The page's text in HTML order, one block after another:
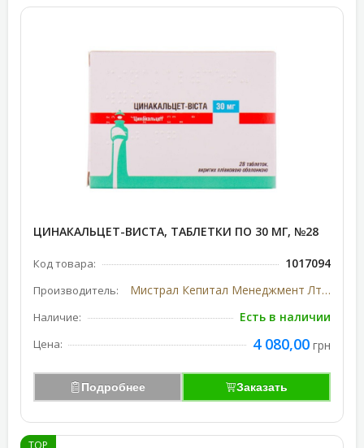
ЦИНАКАЛЬЦЕТ-ВИСТА, ТАБЛЕТКИ ПО 30 МГ, №28
Код товара: 1017094
Производитель: Мистрал Кепитал Менеджмент Лтд, Великобритания
Наличие: Есть в наличии
Цена: 4 080,00 грн
Подробнее Заказать
TOP